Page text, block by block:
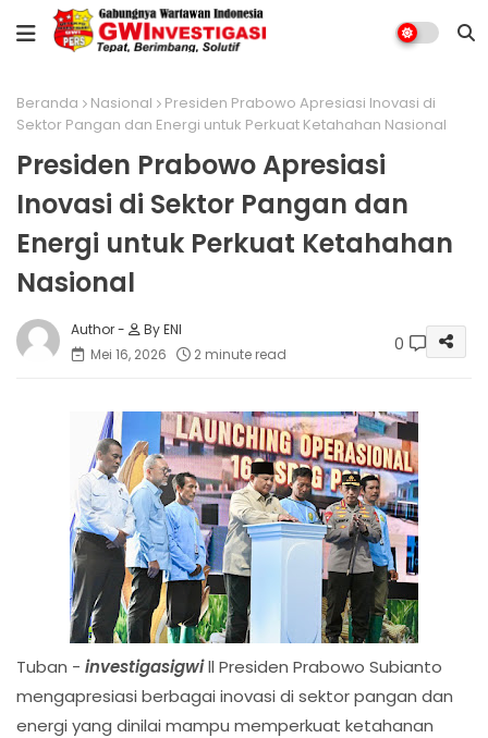
Beranda Nasional
Presiden Prabowo Apresiasi Inovasi di
Sektor Pangan dan Energi untuk Perkuat Ketahahan Nasional
Presiden Prabowo Apresiasi
Inovasi di Sektor Pangan dan
Energi untuk Perkuat Ketahahan
Nasional
By ENI
Mei 16, 2026
2 minute read 0
Tuban - investigasigwill Presiden Prabowo Subianto
mengapresiasi berbagai inovasi di sektor pangan dan
energi yang dinilai mampu memperkuat ketahanan